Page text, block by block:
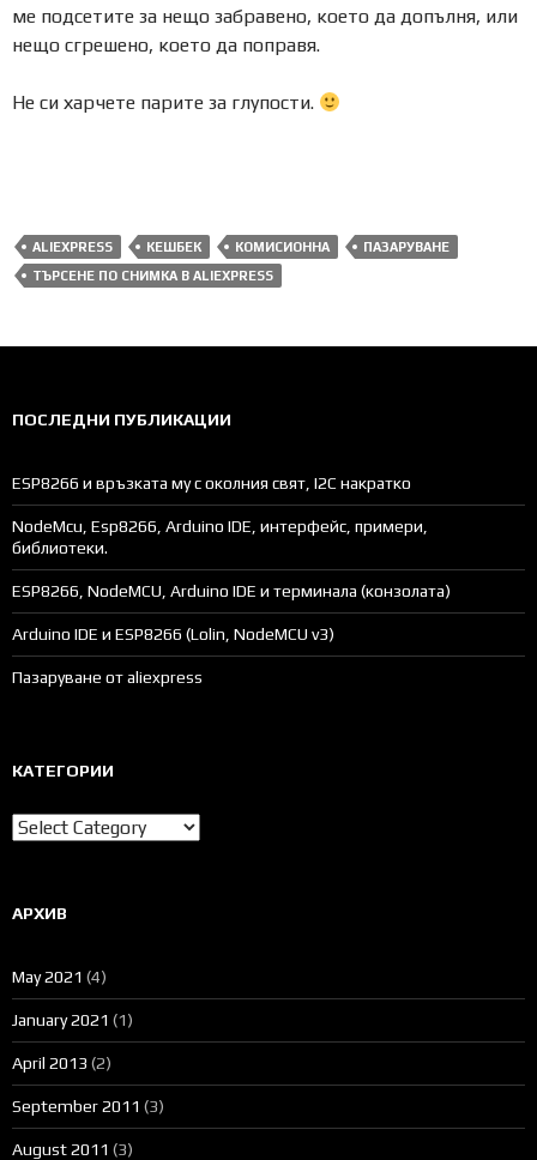
ме подсетите за нещо забравено, което да допълня, или
нещо сгрешено, което да поправя.
Не си харчете парите за глупости.
ALIEXPRESS КЕШБЕК КОМИСИОННА
ПАЗАРУВАНЕ
ТЪРСЕНЕ ПО СНИМКА В ALIEXPRESS
ПОСЛЕДНИ ПУБЛИКАЦИИ
ESP8266 и връзката му с околния свят, I2C накратко
NodeMcu, Esp8266, Arduino IDE, интерфейс, примери,
библиотеки.
ESP8266, NodeMCU, Arduino IDE и терминала (конзолата)
Arduino IDE и ESP8266 (Lolin, NodeMCU v3)
Пазаруване от aliexpress
КАТЕГОРИИ
Категории
АРХИВ
May 2021 (4)
January 2021 (1)
April 2013 (2)
September 2011 (3)
August 2011 (3)